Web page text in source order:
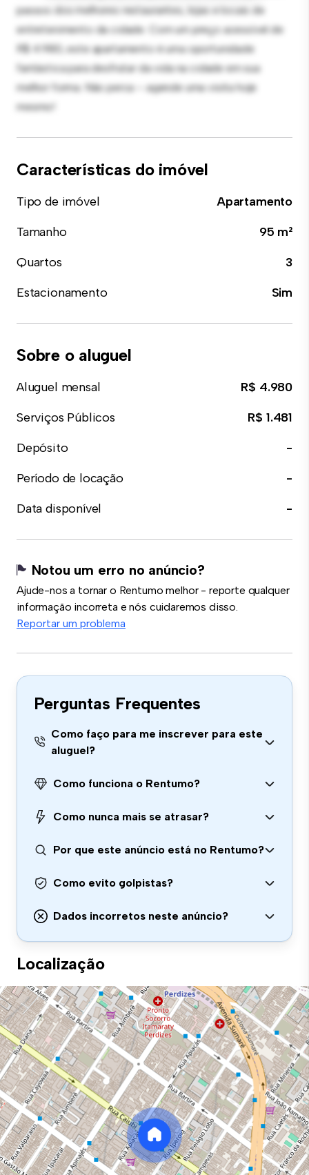
passos dos melhores restaurantes, lojas e locais de
entretenimento da cidade. Com um preço acessível de
R$ 4.980, este apartamento é uma oportunidade
fantástica para desfrutar da vida na cidade em sua
melhor forma. Não perca – agende uma visita hoje
mesmo!
Características do imóvel
Tipo de imóvel
Apartamento
Tamanho
95 m²
Quartos
3
Estacionamento
Sim
Sobre o aluguel
Aluguel mensal
R$ 4.980
Serviços Públicos
R$ 1.481
Depósito
-
Período de locação
-
Data disponível
-
Notou um erro no anúncio?
Ajude-nos a tornar o Rentumo melhor - reporte qualquer
informação incorreta e nós cuidaremos disso.
Reportar um problema
Perguntas Frequentes
Como faço para me inscrever para este
aluguel?
Como funciona o Rentumo?
Como nunca mais se atrasar?
Por que este anúncio está no Rentumo?
Como evito golpistas?
Dados incorretos neste anúncio?
Localização